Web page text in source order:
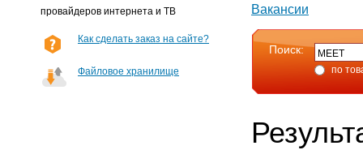
провайдеров интернета и ТВ
Вакансии
Как сделать заказ на сайте?
Файловое хранилище
Поиск:
по